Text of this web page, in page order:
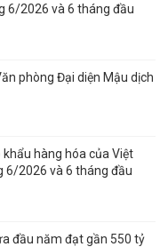
6/2026 và 6 tháng đầu
phòng Đại diện Mậu dịch
hàng hóa của Việt
6/2026 và 6 tháng đầu
đầu năm đạt gần 550 tỷ